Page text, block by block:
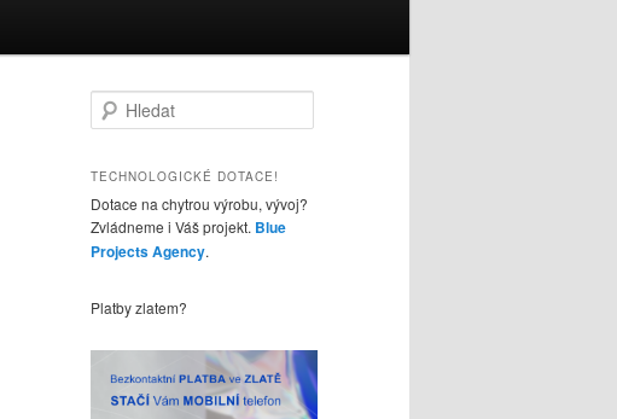
l
d
t
TECHNOLOGICKÉ DOTACE!
Dotace na chytrou výrobu, vývoj?
Zvládneme i Váš projekt. Blue
Projects Agency.
Platby zlatem?